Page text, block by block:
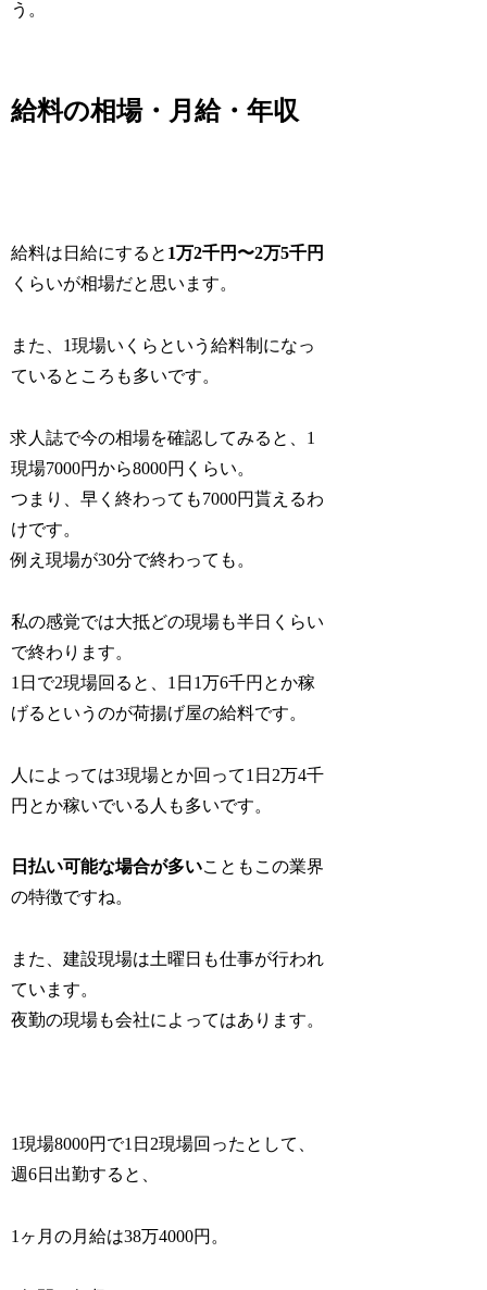
う。
給料の相場・月給・年収
給料は日給にすると 1万2千円〜2万5千円
くらいが相場だと思います。
また、1現場いくらという給料制になっ
ているところも多いです。
求人誌で今の相場を確認してみると、1
現場7000円から8000円くらい。
つまり、早く終わっても7000円貰えるわ
けです。
例え現場が30分で終わっても。
私の感覚では大抵どの現場も半日くらい
で終わります。
1日で2現場回ると、1日1万6千円とか稼
げるというのが荷揚げ屋の給料です。
人によっては3現場とか回って1日2万4千
円とか稼いでいる人も多いです。
日払い可能な場合が多いこともこの業界
の特徴ですね。
また、建設現場は土曜日も仕事が行われ
ています。
夜勤の現場も会社によってはあります。
1現場8000円で1日2現場回ったとして、
週6日出勤すると、
1ヶ月の月給は38万4000円。